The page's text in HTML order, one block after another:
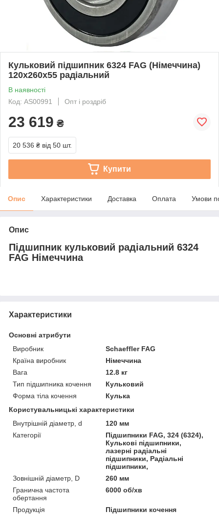
Кульковий підшипник 6324 FAG (Німеччина)
120x260x55 радіальний
В наявності
Код: AS00991
Опт і роздріб
23 619 ₴
20 536 ₴ від 50 шт.
Купити
Опис Характеристики Доставка Оплата Умови
Опис
Підшипник кульковий радіальний 6324
FAG Німеччина
Характеристики
Основні атрибути
Виробник
Schaeffler FAG
Країна виробник
Німеччина
Вага
12.8 кг
Тип підшипника кочення
Кульковий
Форма тіла кочення
Кулька
Користувальницькі характеристики
Внутрішній діаметр, d
120 мм
Категорії
Підшипники FAG, 324 (6324),
Кулькові підшипники,
лазерні радіальні
підшипники, Радіальні
підшипники,
Зовнішній діаметр, D
260 мм
Гранична частота
обертання
6000 об/хв
Продукція
Підшипники кочення